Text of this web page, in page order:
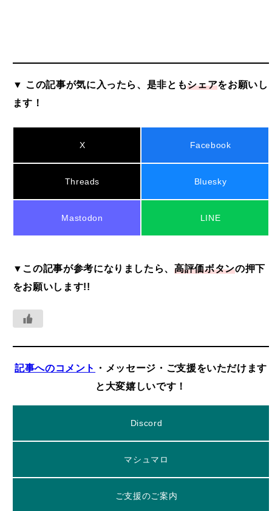
▼ この記事が気に入ったら、是非ともシェアをお願いし
ます！
X Facebook
Threads Bluesky
Mastodon LINE
▼この記事が参考になりましたら、高評価ボタンの押下
をお願いします!!
記事へのコメント
・メッセージ・ご支援をいただけます
と大変嬉しいです！
Discord
マシュマロ
ご支援のご案内